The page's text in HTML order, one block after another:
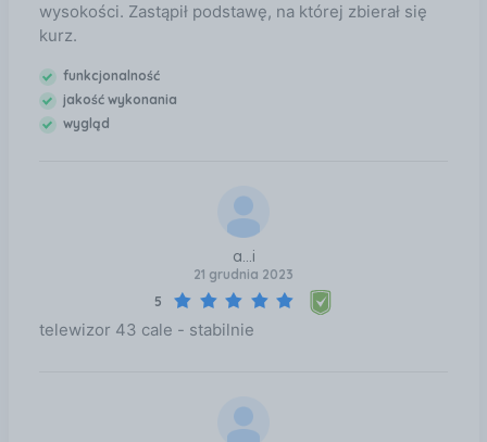
wysokości. Zastąpił podstawę, na której zbierał się
kurz.
funkcjonalność
jakość wykonania
wygląd
a...i
21 grudnia 2023
5
telewizor 43 cale - stabilnie